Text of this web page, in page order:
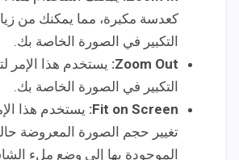
كعدسة مكبرة، مما يمكنك من
التكبير في الصورة الخاصة بك.
Zoom Out: يستخدم هذا الإمر
التكبير في الصورة الخاصة بك.
Fit on Screen: يستخدم هذا
تغيير حجم الصورة المعروضة
الموجودة بها إلى وضع ملء